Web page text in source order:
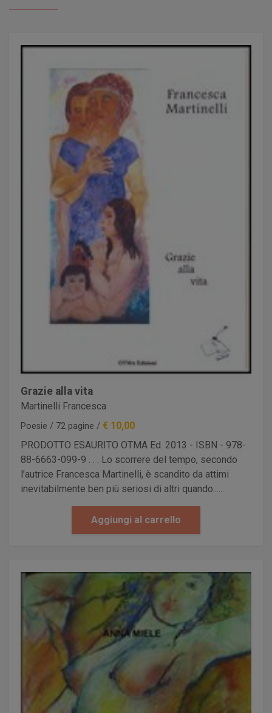
Grazie alla vita
Martinelli Francesca
Poesie / 72 pagine /€ 10,00
PRODOTTO ESAURITO OTMA Ed. 2013 - ISBN - 978-
88-6663-099-9 . . . Lo scorrere del tempo, secondo
l’autrice Francesca Martinelli, è scandito da attimi
inevitabilmente ben più seriosi di altri quando......
Aggiungi al carrello